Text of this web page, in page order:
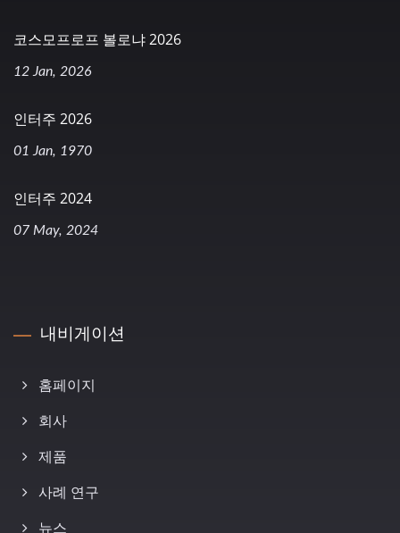
코스모프로프 볼로냐 2026
12 Jan, 2026
인터주 2026
01 Jan, 1970
인터주 2024
07 May, 2024
내비게이션
홈페이지
회사
제품
사례 연구
뉴스